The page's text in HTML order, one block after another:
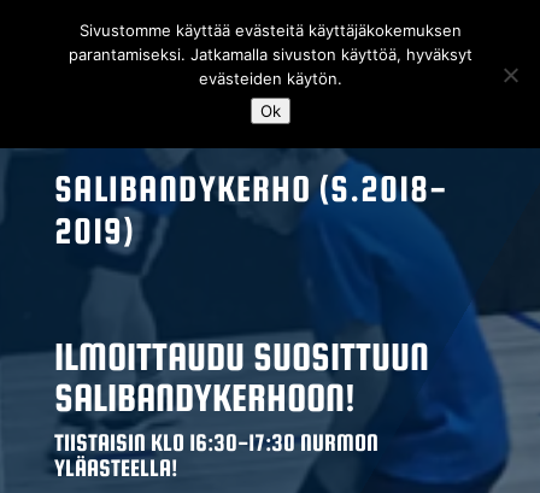
SALIBANDYKERHO (S.2018-
2019)
ILMOITTAUDU SUOSITTUUN
SALIBANDYKERHOON!
TIISTAISIN KLO 16:30-17:30 NURMON
YLÄASTEELLA!
Sivustomme käyttää evästeitä käyttäjäkokemuksen
parantamiseksi. Jatkamalla sivuston käyttöä, hyväksyt
evästeiden käytön.
Ok